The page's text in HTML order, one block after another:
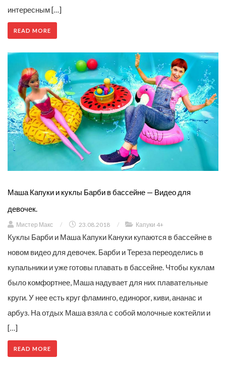
интересным […]
READ MORE
Маша Капуки и куклы Барби в бассейне — Видео для
девочек.
Мистер Макс / 23.08.2018 / Капуки 4+
Куклы Барби и Маша Капуки Кануки купаются в бассейне в
новом видео для девочек. Барби и Тереза переоделись в
купальники и уже готовы плавать в бассейне. Чтобы куклам
было комфортнее, Маша надувает для них плавательные
круги. У нее есть круг фламинго, единорог, киви, ананас и
арбуз. На отдых Маша взяла с собой молочные коктейли и
[…]
READ MORE